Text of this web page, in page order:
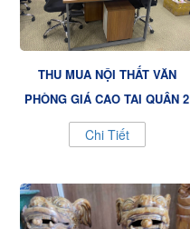
THU MUA NỘI THẤT VĂN
PHÒNG GIÁ CAO TẠI QUẬN 2
Chi Tiết